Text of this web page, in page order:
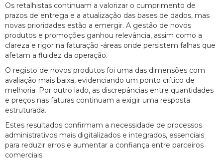
Os retalhistas continuam a valorizar o cumprimento de
prazos de entrega e a atualização das bases de dados, mas
novas prioridades estão a emergir. A gestão de novos
produtos e promoções ganhou relevância, assim como a
clareza e rigor na faturação -áreas onde persistem falhas que
afetam a fluidez da operação.
O registo de novos produtos foi uma das dimensões com
avaliação mais baixa, evidenciando um ponto crítico de
melhoria. Por outro lado, as discrepâncias entre quantidades
e preços nas faturas continuam a exigir uma resposta
estruturada.
Estes resultados confirmam a necessidade de processos
administrativos mais digitalizados e integrados, essenciais
para reduzir erros e aumentar a confiança entre parceiros
comerciais.